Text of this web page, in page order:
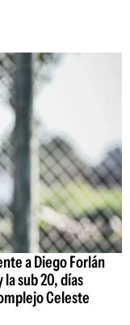
a Diego Forlán
sub 20, días
Celeste